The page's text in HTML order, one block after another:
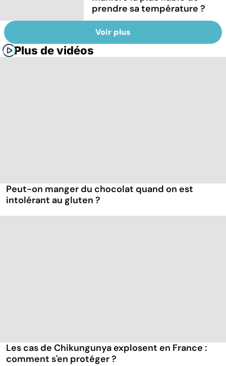
prendre sa température ?
Voir plus
Plus de vidéos
Peut-on manger du chocolat quand on est
intolérant au gluten ?
Les cas de Chikungunya explosent en France :
comment s'en protéger ?